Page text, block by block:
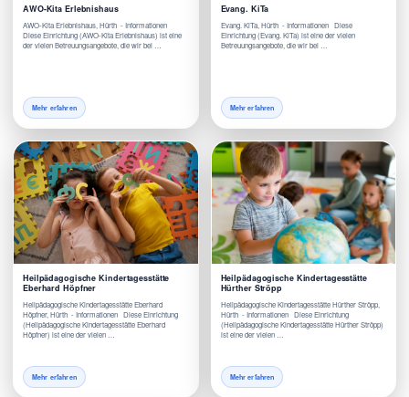
AWO-Kita Erlebnishaus
AWO-Kita Erlebnishaus, Hürth - Informationen
Diese Einrichtung (AWO-Kita Erlebnishaus) ist eine
der vielen Betreuungsangebote, die wir bei …
Mehr erfahren
Evang. KiTa
Evang. KiTa, Hürth - Informationen Diese
Einrichtung (Evang. KiTa) ist eine der vielen
Betreuungsangebote, die wir bei …
Mehr erfahren
Heilpädagogische Kindertagesstätte
Eberhard Höpfner
Heilpädagogische Kindertagesstätte Eberhard
Höpfner, Hürth - Informationen Diese Einrichtung
(Heilpädagogische Kindertagesstätte Eberhard
Höpfner) ist eine der vielen …
Mehr erfahren
Heilpädagogische Kindertagesstätte
Hürther Ströpp
Heilpädagogische Kindertagesstätte Hürther Ströpp,
Hürth - Informationen Diese Einrichtung
(Heilpädagogische Kindertagesstätte Hürther Ströpp)
ist eine der vielen …
Mehr erfahren